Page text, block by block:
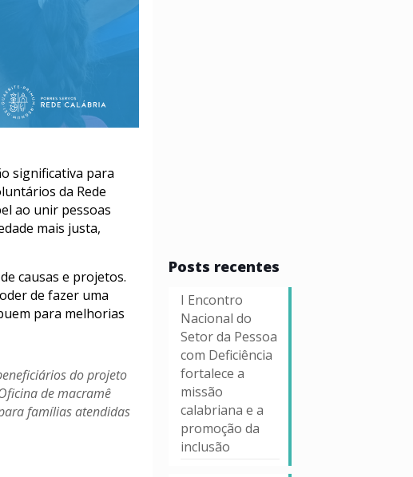
significativa para
da Rede
ao unir pessoas
mais justa,
causas e projetos.
de fazer uma
para melhorias
do projeto
de macramê
famílias atendidas
Posts recentes
I Encontro
Nacional do
Setor da Pessoa
com Deficiência
fortalece a
missão
calabriana e a
promoção da
inclusão